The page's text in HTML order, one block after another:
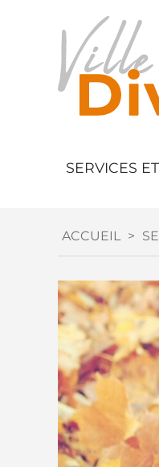
SERVICES
ACCUEIL >